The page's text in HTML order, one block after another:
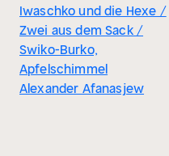
Iwaschko und die Hexe /
Zwei aus dem Sack /
Swiko-Burko,
Apfelschimmel
Alexander Afanasjew